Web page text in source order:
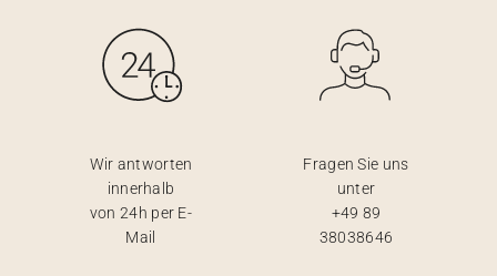
Wir antworten
innerhalb
von 24h per E-
Mail
Fragen Sie uns
unter
+49 89
38038646